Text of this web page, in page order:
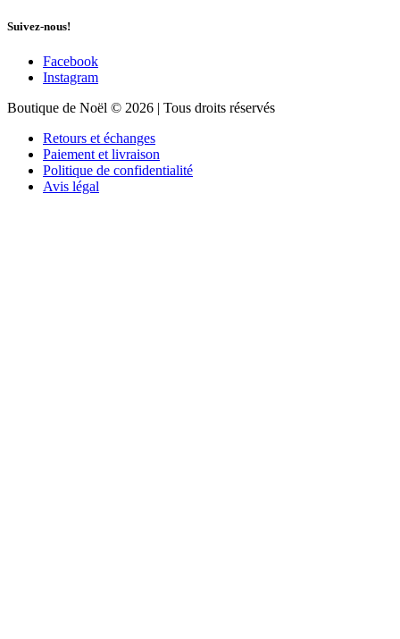
Suivez-nous!
Facebook
Instagram
Boutique de Noël © 2026 | Tous droits réservés
Retours et échanges
Paiement et livraison
Politique de confidentialité
Avis légal